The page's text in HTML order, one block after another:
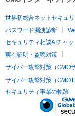
世界初総合ネットセキュ
パスワード漏洩診断
セキュリティ相談AIチャッ
実在証明・盗聴対策
サイバー攻撃対策（GMO
サイバー攻撃対策（GMO
セキュリティ事業の軌跡